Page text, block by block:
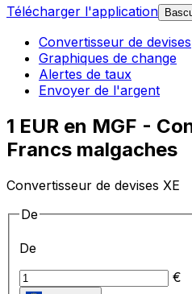
Télécharger l'application
Convertisseur de devises
Graphiques de change
Alertes de taux
Envoyer de l'argent
1 EUR en MGF -
Francs malgaches
Convertisseur de devises XE
De
De
€